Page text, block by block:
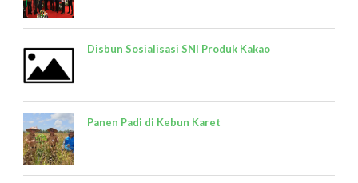
Disbun Sosialisasi SNI Produk Kakao
Panen Padi di Kebun Karet